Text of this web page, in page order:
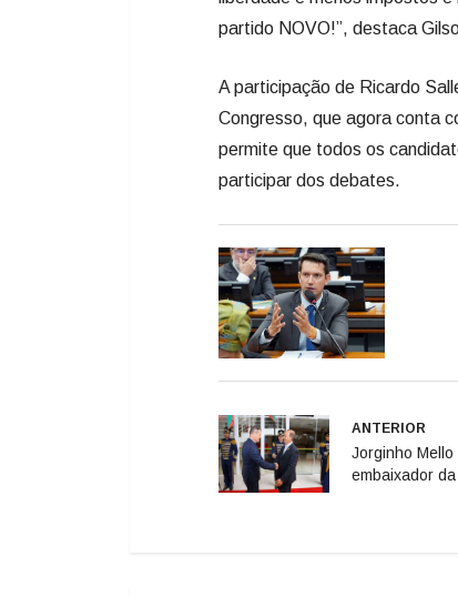
partido NOVO!”, destaca
A participação de Ricardo
Congresso, que agora conta
permite que todos os
participar dos debates.
ANTERIOR
Jorginho Mello
embaixador